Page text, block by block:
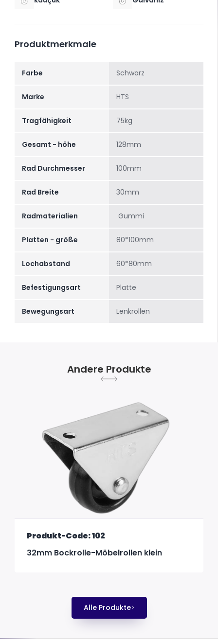
Produktmerkmale
Farbe Schwarz
Marke HTS
Tragfähigkeit 75kg
Gesamt - höhe 128mm
Rad Durchmesser 100mm
Rad Breite 30mm
Radmaterialien Gummi
Platten - größe 80*100mm
Lochabstand 60*80mm
Befestigungsart Platte
Bewegungsart Lenkrollen
Andere Produkte
Produkt-Code: 102
32mm Bockrolle-Möbelrollen klein
Alle Produkte